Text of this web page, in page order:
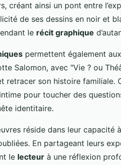
créant ainsi un pont entre
de ses dessins en noir et
le récit graphique
permettent également
Salomon, avec "Vie ? ou
retracer son histoire familiale.
pour toucher des
identitaire.
réside dans leur capacité
En partageant leurs
le lecteur à une réflexion